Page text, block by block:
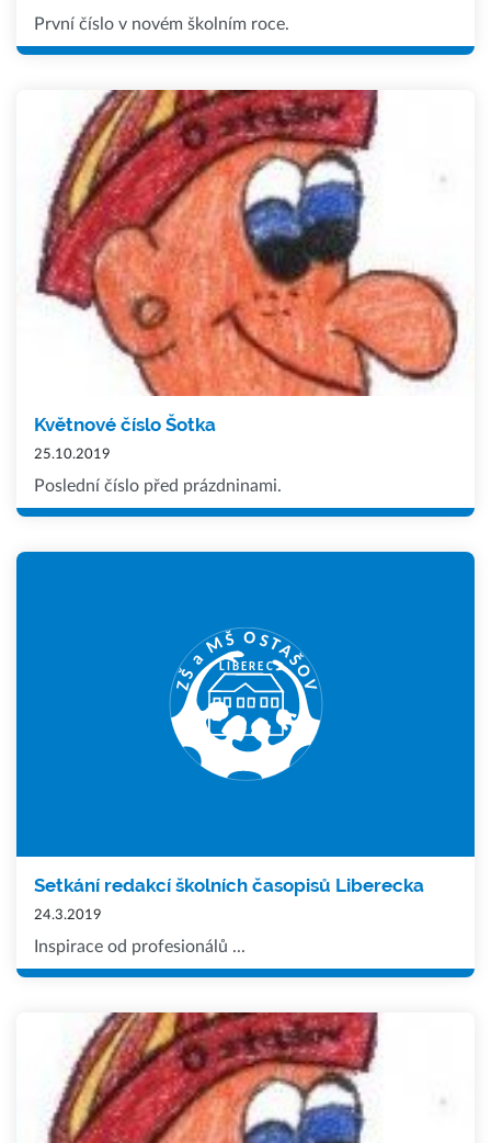
První číslo v novém školním roce.
Květnové číslo Šotka
25.10.2019
Poslední číslo před prázdninami.
Setkání redakcí školních časopisů Liberecka
24.3.2019
Inspirace od profesionálů ...